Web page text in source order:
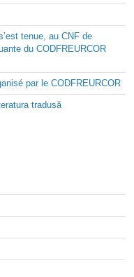
tenue, au CNF de
du CODFREURCOR
par le CODFREURCOR
tradusă